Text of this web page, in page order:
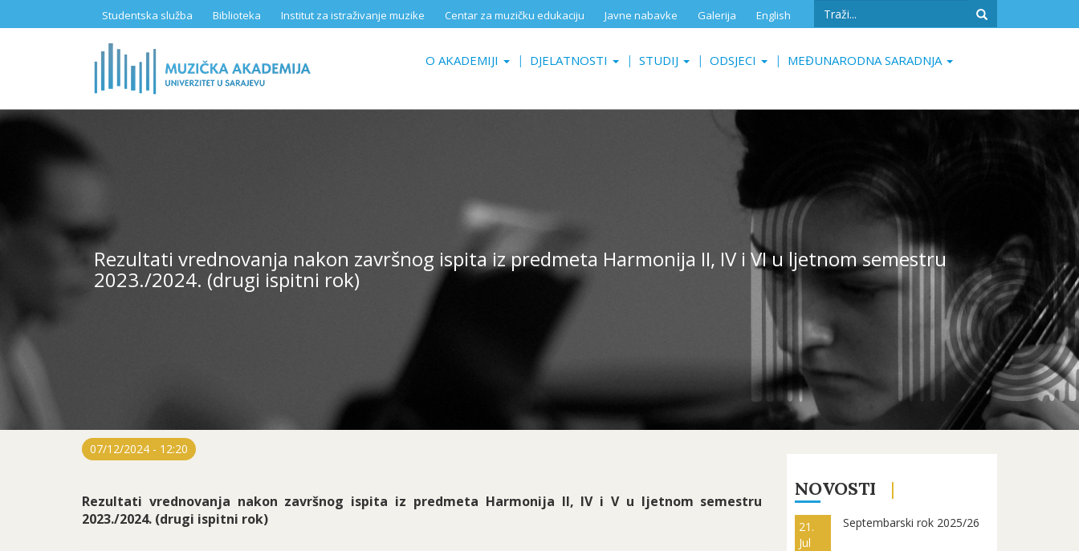
Studentska služba Biblioteka Institut za istraživanje muzike Centar za muzičku edukaciju Javne nabavke Galerija English
Search
O AKADEMIJI DJELATNOSTI STUDIJ ODSJECI MEĐUNARODNA SARADNJA
Rezultati vrednovanja nakon završnog ispita iz predmeta Harmonija II, IV i VI u ljetnom semestru
2023./2024. (drugi ispitni rok)
07/12/2024 - 12:20
Rezultati vrednovanja nakon završnog ispita iz predmeta Harmonija II, IV i V u ljetnom semestru
2023./2024. (drugi ispitni rok)
NOVOSTI
21.
Jul
Septembarski rok 2025/26